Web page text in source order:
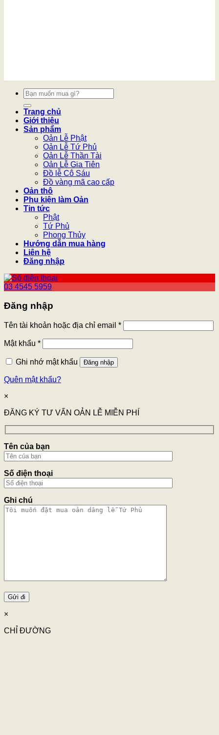
Tìm
kiếm:
Trang chủ
Giới thiệu
Sản phẩm
Oản Lễ Phật
Oản Lễ Tứ Phủ
Oản Lễ Thần Tài
Oản Lễ Gia Tiên
Đồ lễ Cô Sáu
Đồ vàng mã cao cấp
Oản thô
Phụ kiện làm Oản
Tin tức
Phật
Tứ Phủ
Phong Thủy
Hướng dẫn mua hàng
Liên hệ
Đăng nhập
03 4545 5959
Đăng nhập
Tên tài khoản hoặc địa chỉ email *
Mật khẩu *
Ghi nhớ mật khẩu Đăng nhập
Quên mật khẩu?
×
ĐĂNG KÝ TƯ VẤN OẢN LỄ MIỄN PHÍ
Tên của bạn
Số điện thoại
Ghi chú
×
CHỈ ĐƯỜNG